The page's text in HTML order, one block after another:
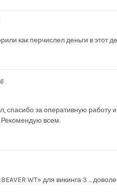
как перчислел деньги в
спасибо за оперативную работу
всем.
WT» для викинга 3 ...